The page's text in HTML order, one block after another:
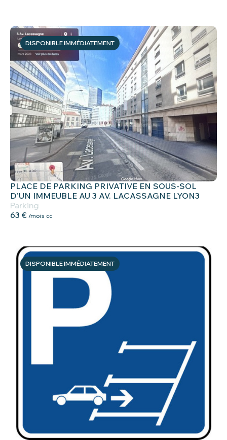
DISPONIBLE IMMÉDIATEMENT
PLACE DE PARKING PRIVATIVE EN SOUS-SOL
D’UN IMMEUBLE AU 3 AV. LACASSAGNE LYON3
Parking
63 € /mois cc
DISPONIBLE IMMÉDIATEMENT